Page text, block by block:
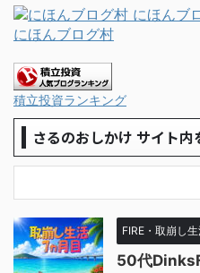
にほんブログ村
積立投資ランキング
さるのおしかけ サイト内
FIRE・取崩し
50代